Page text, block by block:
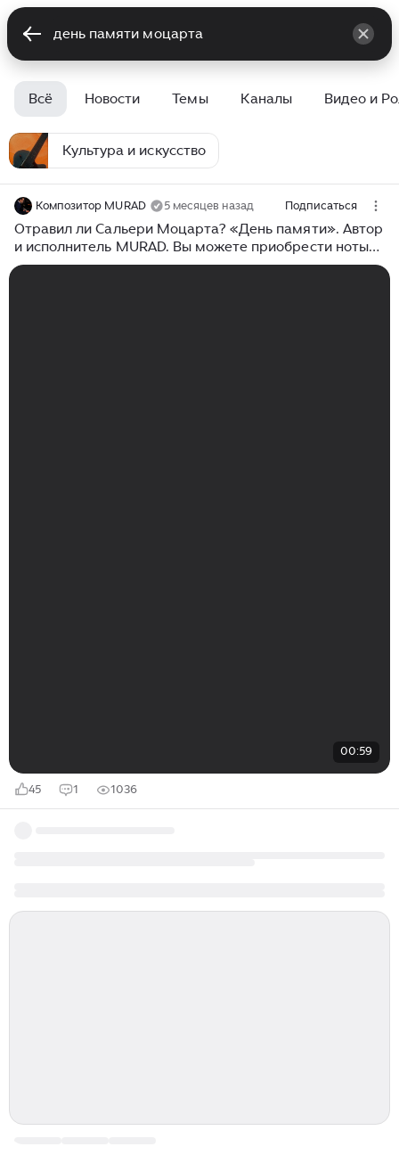
Всё Новости Темы Каналы Видео и
Культура и искусство
Композитор MURAD 5 месяцев назад Подписаться
Отравил ли Сальери Моцарта? «День памяти». Автор
и исполнитель MURAD. Вы можете приобрести ноты
этой и других моих композиции по ссылке в шапке
00:59
45 1 1036